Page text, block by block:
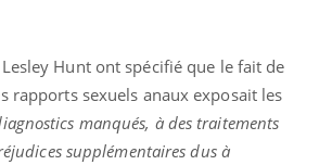
Hunt ont spécifié que le fait de
rapports sexuels anaux exposait les
manqués, à des traitements
supplémentaires dus à